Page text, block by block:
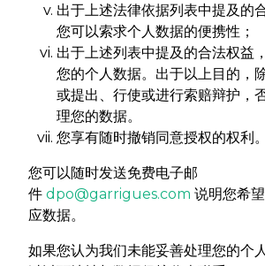
出于上述法律依据列表中提及的
您可以索求个人数据的便携性；
出于上述列表中提及的合法权益
您的个人数据。出于以上目的，
或提出、行使或进行索赔辩护，
理您的数据。
您享有随时撤销同意授权的权利。
您可以随时发送免费电子邮
件 dpo@garrigues.com 说明您希
应数据。
如果您认为我们未能妥善处理您的个